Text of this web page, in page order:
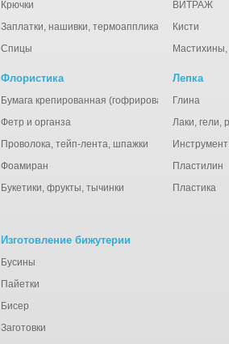
Крючки
Заплатки, нашивки, термоаппликации
Спицы
ВИТРАЖ
Кисти
Флористика
Бумага крепированная (гофрированная), тишью
Фетр и органза
Проволока, тейп-лента, шпажки
Фоамиран
Букетики, фрукты, тычинки
Лепка
Глина
Лаки, гели,
Пластилин
Пластика
Изготовление бижутерии
Бусины
Пайетки
Бисер
Заготовки